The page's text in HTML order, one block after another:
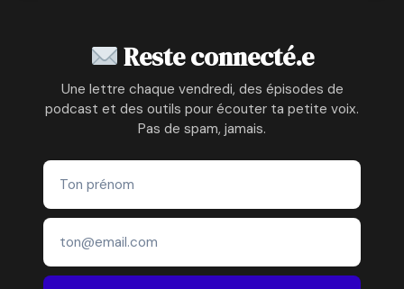
Reste connecté.e
Une lettre chaque vendredi, des épisodes de
podcast et des outils pour écouter ta petite voix.
Pas de spam, jamais.